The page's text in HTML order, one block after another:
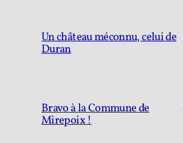
Un château méconnu, celui de
Duran
Bravo à la Commune de
Mirepoix !